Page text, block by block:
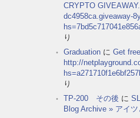
CRYPTO
dc4958ca.giveaway-
り
Graduation に Get
http://
り
TP-200 その後 に
Blog Archive » アイ